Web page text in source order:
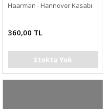
Haarman - Hannover Kasabı
360,00 TL
Stokta Yok